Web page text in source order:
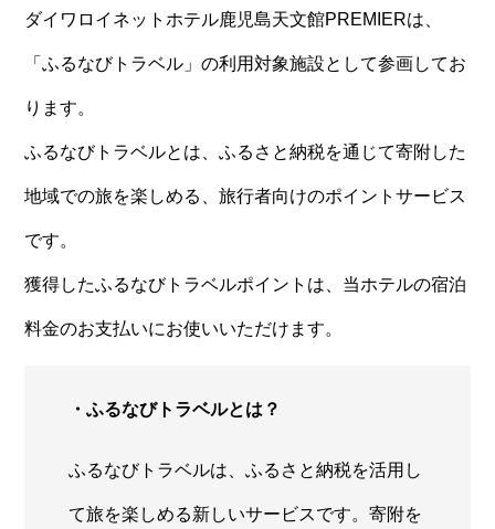
ダイワロイネットホテル鹿児島天文館PREMIERは、
「ふるなびトラベル」の利用対象施設として参画してお
ります。
ふるなびトラベルとは、ふるさと納税を通じて寄附した
地域での旅を楽しめる、旅行者向けのポイントサービス
です。
獲得したふるなびトラベルポイントは、当ホテルの宿泊
料金のお支払いにお使いいただけます。
・ふるなびトラベルとは？
ふるなびトラベルは、ふるさと納税を活用し
て旅を楽しめる新しいサービスです。寄附を